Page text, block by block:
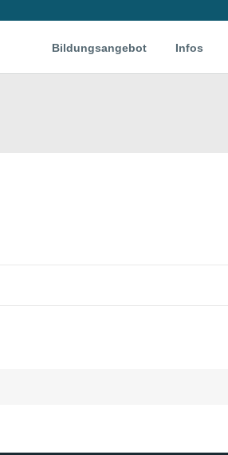
Bildungsangebot Infos